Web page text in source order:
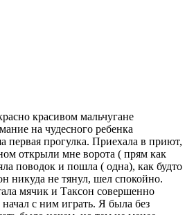
красивом мальчугане
на чудесного ребенка
первая прогулка. Приехала в приют,
открыли мне ворота ( прям как
поводок и пошла ( одна), как будто
никуда не тянул, шел спокойно.
мячик и Таксон совершенно
с ним играть. Я была без